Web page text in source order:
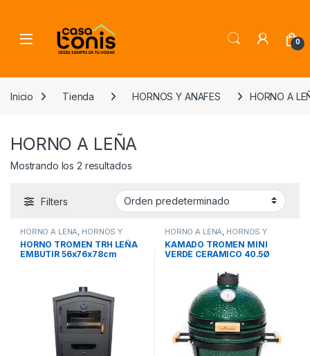
0
Inicio Tienda HORNOS Y ANAFES HORNO A
HORNO A LEÑA
Mostrando los 2 resultados
Filters
HORNO A LEÑA, HORNOS Y
ANAFES
HORNO TROMEN TRH LEÑA
EMBUTIR 56x76x78cm
HORNO A LEÑA, HORNOS Y
ANAFES
KAMADO TROMEN MINI
VERDE CERAMICO 40.5Ø